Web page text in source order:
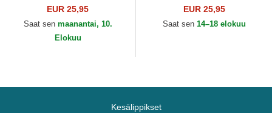
League Essential Los
Angeles Dodgers MLB New
EUR 25,95
Saat sen maanantai, 10.
Elokuu
League Essential New York
Yankees MLB New Era
EUR 25,95
Saat sen 14–18 elokuu
Kesälippikset